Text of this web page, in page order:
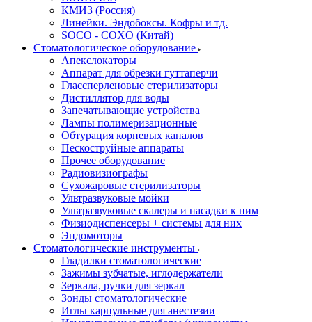
КМИЗ (Россия)
Линейки. Эндобоксы. Кофры и тд.
SOCO - COXO (Китай)
Стоматологическое оборудование
Апекслокаторы
Аппарат для обрезки гуттаперчи
Глассперленовые стерилизаторы
Дистиллятор для воды
Запечатывающие устройства
Лампы полимеризационные
Обтурация корневых каналов
Пескоструйные аппараты
Прочее оборудование
Радиовизиографы
Сухожаровые стерилизаторы
Ультразвуковые мойки
Ультразвуковые скалеры и насадки к ним
Физиодиспенсеры + системы для них
Эндомоторы
Стоматологические инструменты
Гладилки стоматологические
Зажимы зубчатые, иглодержатели
Зеркала, ручки для зеркал
Зонды стоматологические
Иглы карпульные для анестезии